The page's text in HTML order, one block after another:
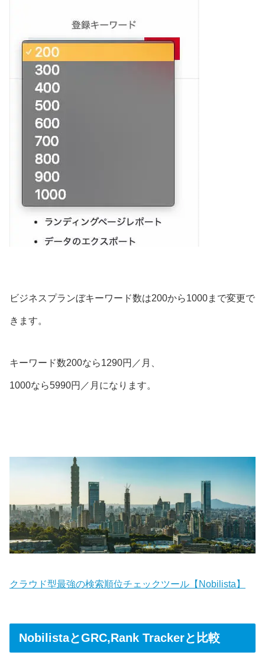
ビジネスプランぼキーワード数は200から1000まで変更で
きます。
キーワード数200なら1290円／月、
1000なら5990円／月になります。
クラウド型最強の検索順位チェックツール【Nobilista】
NobilistaとGRC,Rank Trackerと比較